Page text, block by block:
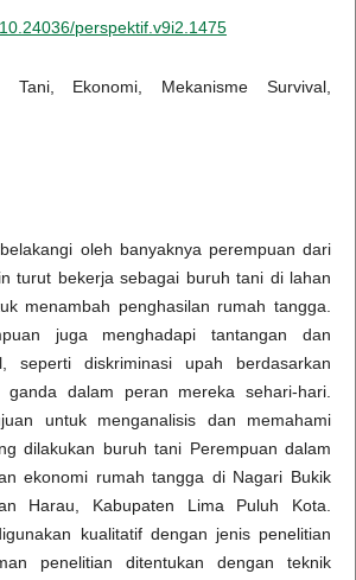
perspektif.v9i2.1475
Tani, Ekonomi, Mekanisme Survival,
oleh banyaknya perempuan dari
turut bekerja sebagai buruh tani di lahan
menambah penghasilan rumah tangga.
juga menghadapi tantangan dan
seperti diskriminasi upah berdasarkan
dalam peran mereka sehari-hari.
untuk menganalisis dan memahami
dilakukan buruh tani Perempuan dalam
ekonomi rumah tangga di Nagari Bukik
Harau, Kabupaten Lima Puluh Kota.
kualitatif dengan jenis penelitian
penelitian ditentukan dengan teknik